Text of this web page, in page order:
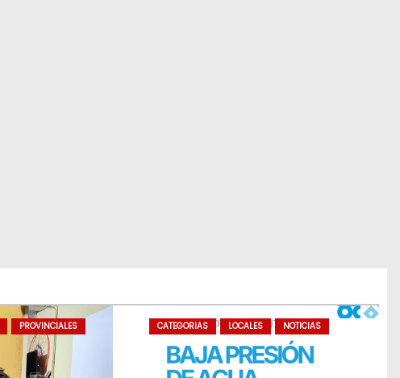
PROVINCIALES CATEGORIAS LOCALES NOTICIAS